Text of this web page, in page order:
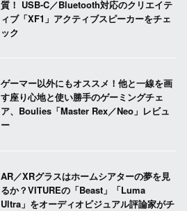
質！ USB-C／Bluetooth対応のクリエイテ
ィブ「XF1」アクティブスピーカーをチェ
ック
ゲーマー以外にもオススメ！他と一線を画
す座り心地と使い勝手のゲーミングチェ
ア、Boulies「Master Rex／Neo」レビュ
ー
AR／XRグラスはホームシアターの夢を見
るか？VITUREの「Beast」「Luma
Ultra」をオーディオビジュアル評論家がチ